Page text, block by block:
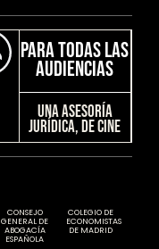
Para todas las
audiencias
Una Asesoría
JURÍDICA, DE CINE
CONSEJO
GENERAL DE
ABOGACÍA
ESPAÑOLA
COLEGIO DE
ECONOMISTAS
DE MADRID